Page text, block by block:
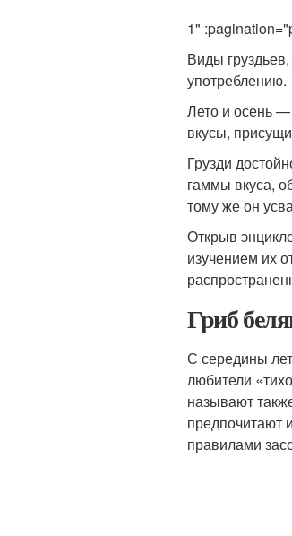
1"
Виды
употреблению.
Лето и осень
вкусы,
Грузди
гаммы вкуса,
тому же он
Открыв
изучением их
Гриб
С середины
любители
называют
предпочитают
правилами